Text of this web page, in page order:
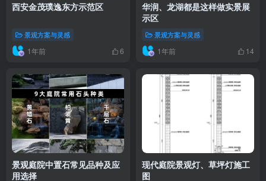
西安金茂璞逸东方示范区
景观方案与灵感
1年前 6
华润、龙湖都是这样做实景展
示区
景观方案与灵感
1年前 14
景观庭院中置石常见品种及应
用选择
现代庭院景观灯、草坪灯施工
图